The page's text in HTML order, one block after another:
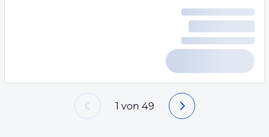
1 von 49